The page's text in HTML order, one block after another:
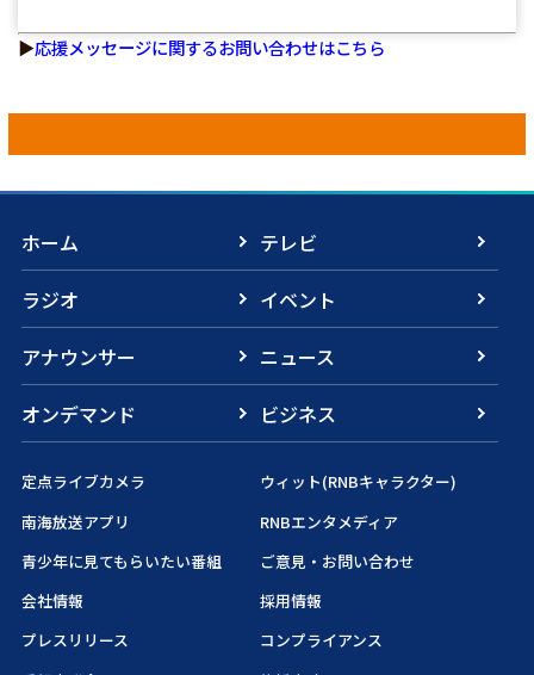
▶応援メッセージに関するお問い合わせはこちら
ホーム
テレビ
ラジオ
イベント
アナウンサー
ニュース
オンデマンド
ビジネス
定点ライブカメラ
ウィット(RNBキャラクター)
南海放送アプリ
RNBエンタメディア
青少年に見てもらいたい番組
ご意見・お問い合わせ
会社情報
採用情報
プレスリリース
コンプライアンス